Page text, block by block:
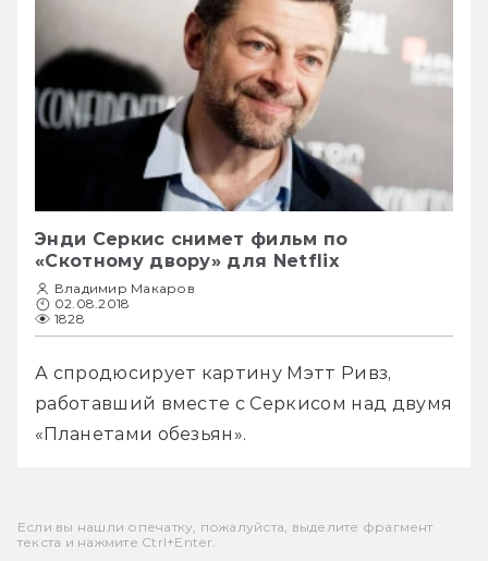
Энди Серкис снимет фильм по
«Скотному двору» для Netflix
Владимир Макаров
02.08.2018
1828
А спродюсирует картину Мэтт Ривз,
работавший вместе с Серкисом над двумя
«Планетами обезьян».
Если вы нашли опечатку, пожалуйста, выделите фрагмент
текста и нажмите Ctrl+Enter.